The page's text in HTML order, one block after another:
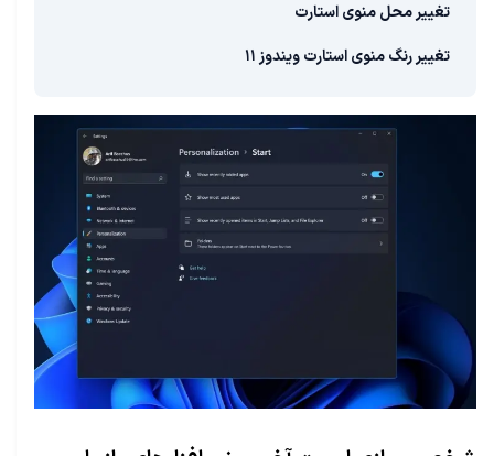
تغییر محل منوی استارت
تغییر رنگ منوی استارت ویندوز ۱۱